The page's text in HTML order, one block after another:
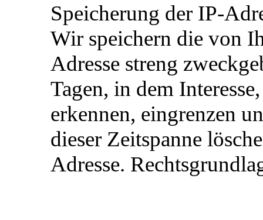
Speicherung der IP-
Wir speichern die von
Adresse streng
Tagen, in dem
erkennen, eingrenzen
dieser Zeitspanne
Adresse.